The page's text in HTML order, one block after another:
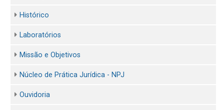
Histórico
Laboratórios
Missão e Objetivos
Núcleo de Prática Jurídica - NPJ
Ouvidoria